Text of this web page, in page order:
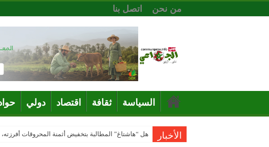
من نحن اتصل بنا
السياسة ثقافة اقتصاد دولي
الأخبار هل “هاشتاغ” المطالبة بتخفيض أثمنة المحروقات